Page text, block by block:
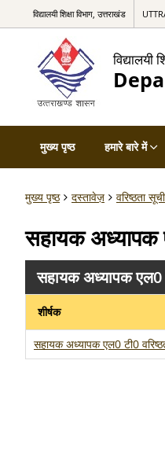
विद्यालयी शिक्षा विभाग, उत्तराखंड
विद्यालयी
मुख्य पृष्ठ हमारे बारे में
मुख्य पृष्ठ दस्तावेज़ वरिष्ठता सूची
सहायक अध्यापक
सहायक अध्यापक एल0
शीर्षक
सहायक अध्यापक एल0 टी0